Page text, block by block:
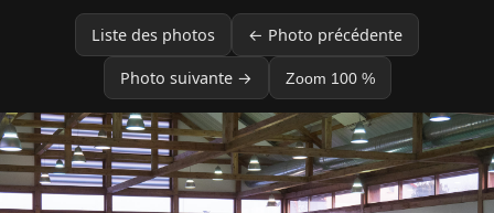
Liste des photos ← Photo précédente
Photo suivante → Zoom 100 %